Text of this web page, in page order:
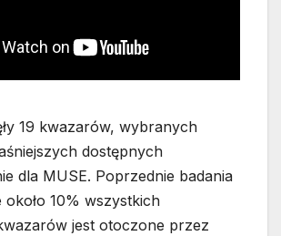
19 kwazarów, wybranych
dostępnych
dla MUSE. Poprzednie badania
około 10% wszystkich
jest otoczone przez